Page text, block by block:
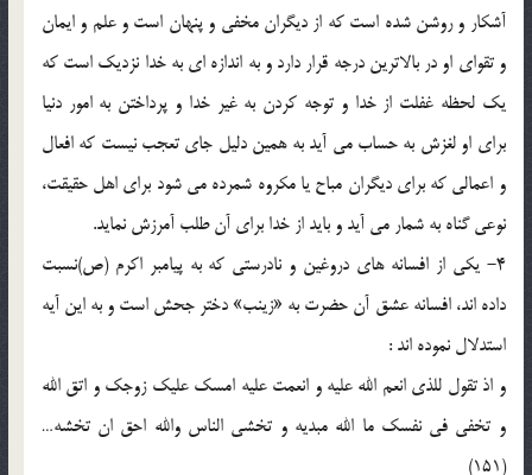
آشكار و روشن شده است كه از ديگران مخفي و پنهان است و علم و ايمان
و تقواي او در بالاترين درجه قرار دارد و به اندازه اي به خدا نزديك است كه
يك لحظه غفلت از خدا و توجه كردن به غير خدا و پرداختن به امور دنيا
براي او لغزش به حساب مي آيد به همين دليل جاي تعجب نيست كه افعال
و اعمالي كه براي ديگران مباح يا مكروه شمرده مي شود براي اهل حقيقت،
نوعي گناه به شمار مي آيد و بايد از خدا براي آن طلب آمرزش نمايد.
4- يكي از افسانه هاي دروغين و نادرستي كه به پيامبر اكرم (ص)‌نسبت
داده اند، افسانه عشق آن حضرت به «زينب» دختر جحش است و به اين آيه
استدلال نموده اند :
و اذ تقول للذي انعم الله عليه و انعمت عليه امسك عليك زوجك و اتق الله
و تخفي في نفسك ما الله مبديه و تخشي الناس والله احق ان تخشه…
(151)